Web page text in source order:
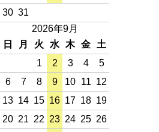
30 31
2026年9月
日
月 火 水 木 金 土
1
2 3 4
5
6
7 8 9 10 11 12
13 14 15 16 17 18 19
20 21 22 23 24 25 26